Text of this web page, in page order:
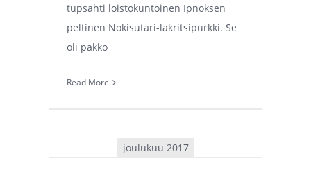
tupsahti loistokuntoinen Ipnoksen
peltinen Nokisutari-lakritsipurkki. Se
oli pakko
Read More
joulukuu 2017